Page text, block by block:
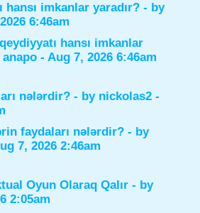
hansı imkanlar yaradır? - by
6:46am
hansı imkanlar
anapo - Aug 7, 2026 6:46am
nələrdir? - by nickolas2 -
faydaları nələrdir? - by
7, 2026 2:46am
Oyun Olaraq Qalır - by
2:05am